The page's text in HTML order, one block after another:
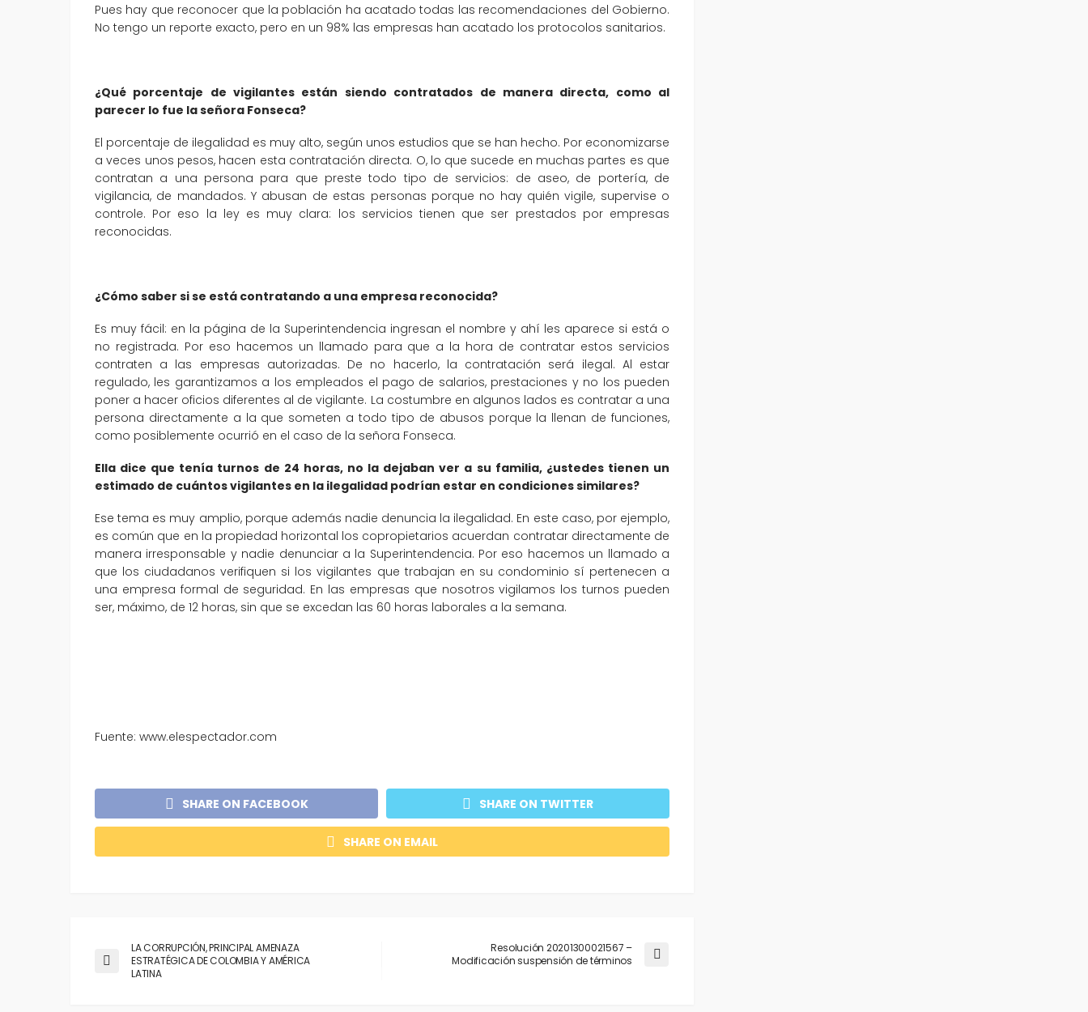
Pues hay que reconocer que la población ha acatado todas las recomendaciones del Gobierno.
No tengo un reporte exacto, pero en un 98% las empresas han acatado los protocolos sanitarios.
¿Qué porcentaje de vigilantes están siendo contratados de manera directa, como al
parecer lo fue la señora Fonseca?
El porcentaje de ilegalidad es muy alto, según unos estudios que se han hecho. Por economizarse
a veces unos pesos, hacen esta contratación directa. O, lo que sucede en muchas partes es que
contratan a una persona para que preste todo tipo de servicios: de aseo, de portería, de
vigilancia, de mandados. Y abusan de estas personas porque no hay quién vigile, supervise o
controle. Por eso la ley es muy clara: los servicios tienen que ser prestados por empresas
reconocidas.
¿Cómo saber si se está contratando a una empresa reconocida?
Es muy fácil: en la página de la Superintendencia ingresan el nombre y ahí les aparece si está o
no registrada. Por eso hacemos un llamado para que a la hora de contratar estos servicios
contraten a las empresas autorizadas. De no hacerlo, la contratación será ilegal. Al estar
regulado, les garantizamos a los empleados el pago de salarios, prestaciones y no los pueden
poner a hacer oficios diferentes al de vigilante. La costumbre en algunos lados es contratar a una
persona directamente a la que someten a todo tipo de abusos porque la llenan de funciones,
como posiblemente ocurrió en el caso de la señora Fonseca.
Ella dice que tenía turnos de 24 horas, no la dejaban ver a su familia, ¿ustedes tienen un
estimado de cuántos vigilantes en la ilegalidad podrían estar en condiciones similares?
Ese tema es muy amplio, porque además nadie denuncia la ilegalidad. En este caso, por ejemplo,
es común que en la propiedad horizontal los copropietarios acuerdan contratar directamente de
manera irresponsable y nadie denunciar a la Superintendencia. Por eso hacemos un llamado a
que los ciudadanos verifiquen si los vigilantes que trabajan en su condominio sí pertenecen a
una empresa formal de seguridad. En las empresas que nosotros vigilamos los turnos pueden
ser, máximo, de 12 horas, sin que se excedan las 60 horas laborales a la semana.
Fuente: www.elespectador.com
SHARE ON FACEBOOK SHARE ON TWITTER
SHARE ON EMAIL
LA CORRUPCIÓN, PRINCIPAL AMENAZA
ESTRATÉGICA DE COLOMBIA Y AMÉRICA
LATINA
Resolución 20201300021567 –
Modificación suspensión de términos